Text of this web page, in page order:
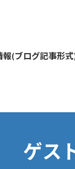
報(ブログ記事形式
ゲス